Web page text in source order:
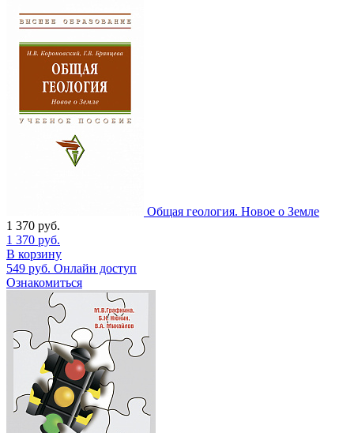
Общая геология. Новое о Земле
1 370 руб.
1 370 руб.
В корзину
549 руб. Онлайн доступ
Ознакомиться